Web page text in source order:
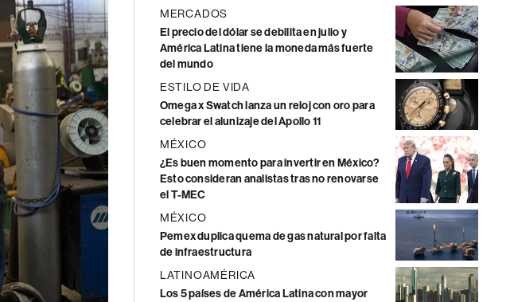
MERCADOS
El precio del dólar se debilita en julio y
América Latina tiene la moneda más fuerte
del mundo
ESTILO DE VIDA
Omega x Swatch lanza un reloj con oro para
celebrar el alunizaje del Apollo 11
MÉXICO
¿Es buen momento para invertir en México?
Esto consideran analistas tras no renovarse
el T-MEC
MÉXICO
Pemex duplica quema de gas natural por falta
de infraestructura
LATINOAMÉRICA
Los 5 países de América Latina con mayor